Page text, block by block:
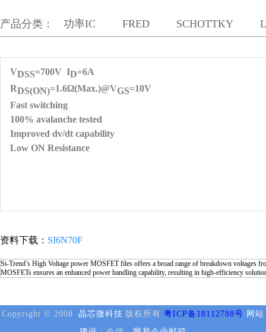
产品分类： 功率IC FRED SCHOTTKY
VDSS=700V ID=6A
RDS(ON)=1.6Ω(Max.)@VGS=10V
Fast switching
100% avalanche tested
Improved dv/dt capability
Low ON Resistance
资料下载： SI6N70F
Si-Trend’s High Voltage power MOSFET files offers a broad range of breakdown voltages
MOSFETs ensures an enhanced power handling capability, resulting in high-efficiency
Copyright © 2008 晶芯微科技 版权所有 粤ICP备18112788号 网站